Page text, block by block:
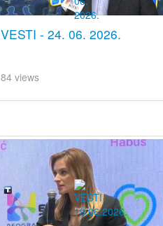
VESTI - 24. 06. 2026.
84 views